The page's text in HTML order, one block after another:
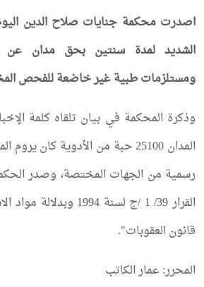
اصدرت محكمة جنايات صلاح الدين
الشديد لمدة سنتين بحق مدان عن
ومستلزمات طبية غير خاضعة للفحص
وذكرة المحكمة في بيان تلقاه كلمة
المدان 25100 حبة من الأدوية كان
رسمية من الجهات المختصة، وصدر
قانون العقوبات".
المحرر: عمار الكاتب